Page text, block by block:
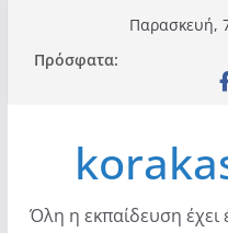
περιεχόμενο
Παρασκευή,
Πρόσφατα:
Όλη η εκπαίδευση